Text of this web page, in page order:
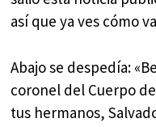
así que ya ves cómo
Abajo se despedía:
coronel del Cuerpo
tus hermanos,